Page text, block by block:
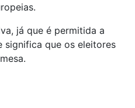
já que é permitida a
significa que os eleitores